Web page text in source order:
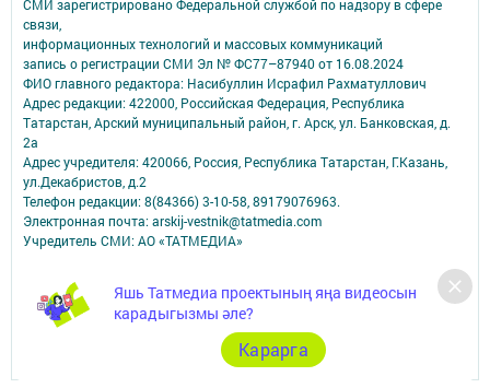
Яшь Татмедиа проектының яңа видеосын
карадыгызмы әле?
Карарга
СМИ зарегистрировано Федеральной службой по надзору в сфере
связи,
информационных технологий и массовых коммуникаций
запись о регистрации СМИ Эл № ФС77–87940 от 16.08.2024
ФИО главного редактора: Насибуллин Исрафил Рахматуллович
Адрес редакции: 422000, Российская Федерация, Республика
Татарстан, Арский муниципальный район, г. Арск, ул. Банковская, д.
2а
Адрес учредителя: 420066, Россия, Республика Татарстан, Г.Казань,
ул.Декабристов, д.2
Телефон редакции: 8(84366) 3-10-58, 89179076963.
Электронная почта: arskij-vestnik@tatmedia.com
Учредитель СМИ: АО «ТАТМЕДИА»
Антикоррупционная политика
АО «ТАТМЕДИА» использует «cookie»для персонализации сервисов и
удобства пользователей сайтом.
Использование «cookie» можно отменить в настройках браузера.
Политика конфиденциальности